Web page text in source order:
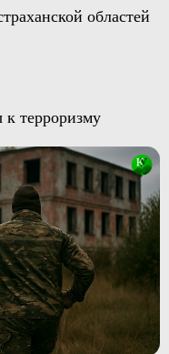
областей
терроризму